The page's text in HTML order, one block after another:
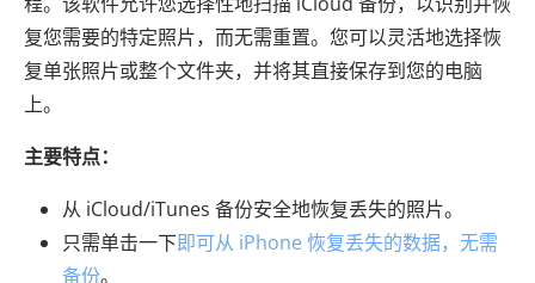
复您需要的特定照片，而无需重置。您可以灵活地选择恢
复单张照片或整个文件夹，并将其直接保存到您的电脑
上。
主要特点：
从 iCloud/iTunes 备份安全地恢复丢失的照片。
只需单击一下即可从 iPhone 恢复丢失的数据，无需
备份。